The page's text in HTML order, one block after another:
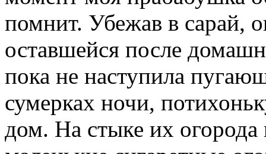
помнит. Убежав в сарай,
оставшейся после
пока не наступила
сумерках ночи,
дом. На стыке их огорода